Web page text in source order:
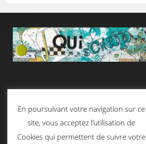
En poursuivant votre navigation sur ce
site, vous acceptez l’utilisation de
Cookies qui permettent de suivre votre